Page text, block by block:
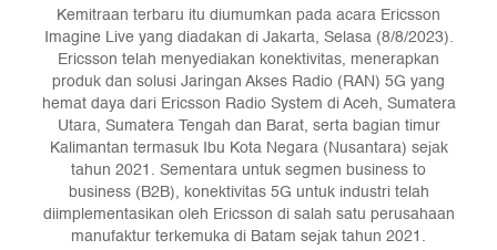
Kemitraan terbaru itu diumumkan pada acara Ericsson
Imagine Live yang diadakan di Jakarta, Selasa (8/8/2023).
Ericsson telah menyediakan konektivitas, menerapkan
produk dan solusi Jaringan Akses Radio (RAN) 5G yang
hemat daya dari Ericsson Radio System di Aceh, Sumatera
Utara, Sumatera Tengah dan Barat, serta bagian timur
Kalimantan termasuk Ibu Kota Negara (Nusantara) sejak
tahun 2021. Sementara untuk segmen business to
business (B2B), konektivitas 5G untuk industri telah
diimplementasikan oleh Ericsson di salah satu perusahaan
manufaktur terkemuka di Batam sejak tahun 2021.